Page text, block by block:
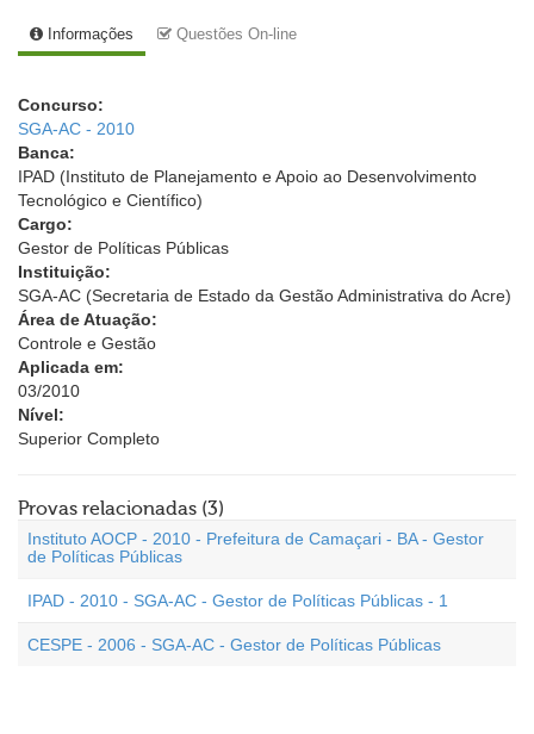
Informações Questões On-line
Concurso:
SGA-AC - 2010
Banca:
IPAD (Instituto de Planejamento e Apoio ao Desenvolvimento
Tecnológico e Científico)
Cargo:
Gestor de Políticas Públicas
Instituição:
SGA-AC (Secretaria de Estado da Gestão Administrativa do Acre)
Área de Atuação:
Controle e Gestão
Aplicada em:
03/2010
Nível:
Superior Completo
Provas relacionadas (3)
Instituto AOCP - 2010 - Prefeitura de Camaçari - BA - Gestor
de Políticas Públicas
IPAD - 2010 - SGA-AC - Gestor de Políticas Públicas - 1
CESPE - 2006 - SGA-AC - Gestor de Políticas Públicas